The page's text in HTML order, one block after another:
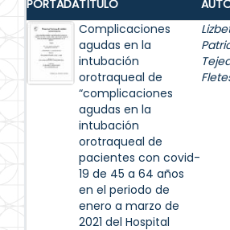
PORTADATÍTULO
Complicaciones
agudas en la
intubación
orotraqueal de
“complicaciones
agudas en la
intubación
orotraqueal de
pacientes con covid-
19 de 45 a 64 años
en el periodo de
enero a marzo de
2021 del Hospital